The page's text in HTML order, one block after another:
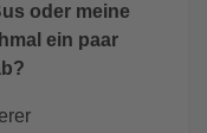
oder meine
ein paar